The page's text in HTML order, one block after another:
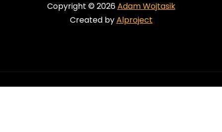
Copyright © 2026Adam Wojtasik
Created byAlproject